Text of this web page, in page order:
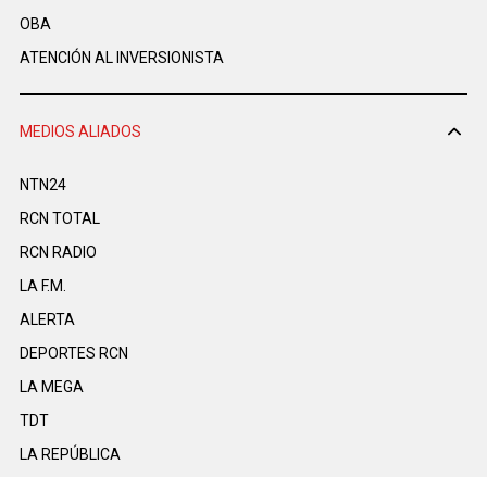
OBA
ATENCIÓN AL INVERSIONISTA
MEDIOS ALIADOS
NTN24
RCN TOTAL
RCN RADIO
LA F.M.
ALERTA
DEPORTES RCN
LA MEGA
TDT
LA REPÚBLICA